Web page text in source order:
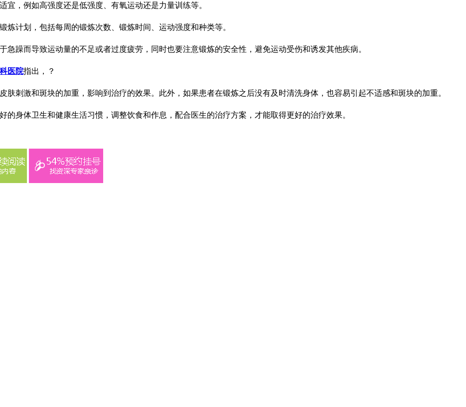
，例如高强度还是低强度、有氧运动还是力量训练等。
计划，包括每周的锻炼次数、锻炼时间、运动强度和种类等。
躁而导致运动量的不足或者过度疲劳，同时也要注意锻炼的安全性，避免运动受伤和诱发其他疾病。
医院指出，？
刺激和斑块的加重，影响到治疗的效果。此外，如果患者在锻炼之后没有及时清洗身体，也容易引起不适感和斑块的加重。
的身体卫生和健康生活习惯，调整饮食和作息，配合医生的治疗方案，才能取得更好的治疗效果。